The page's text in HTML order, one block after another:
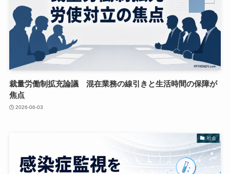
裁量労働制拡充論議 混在業務の線引きと生活時間の保障が
焦点
2026-06-03
社会